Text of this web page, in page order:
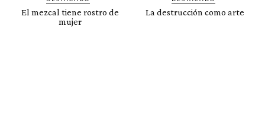
El mezcal tiene rostro de
mujer
La destrucción como arte